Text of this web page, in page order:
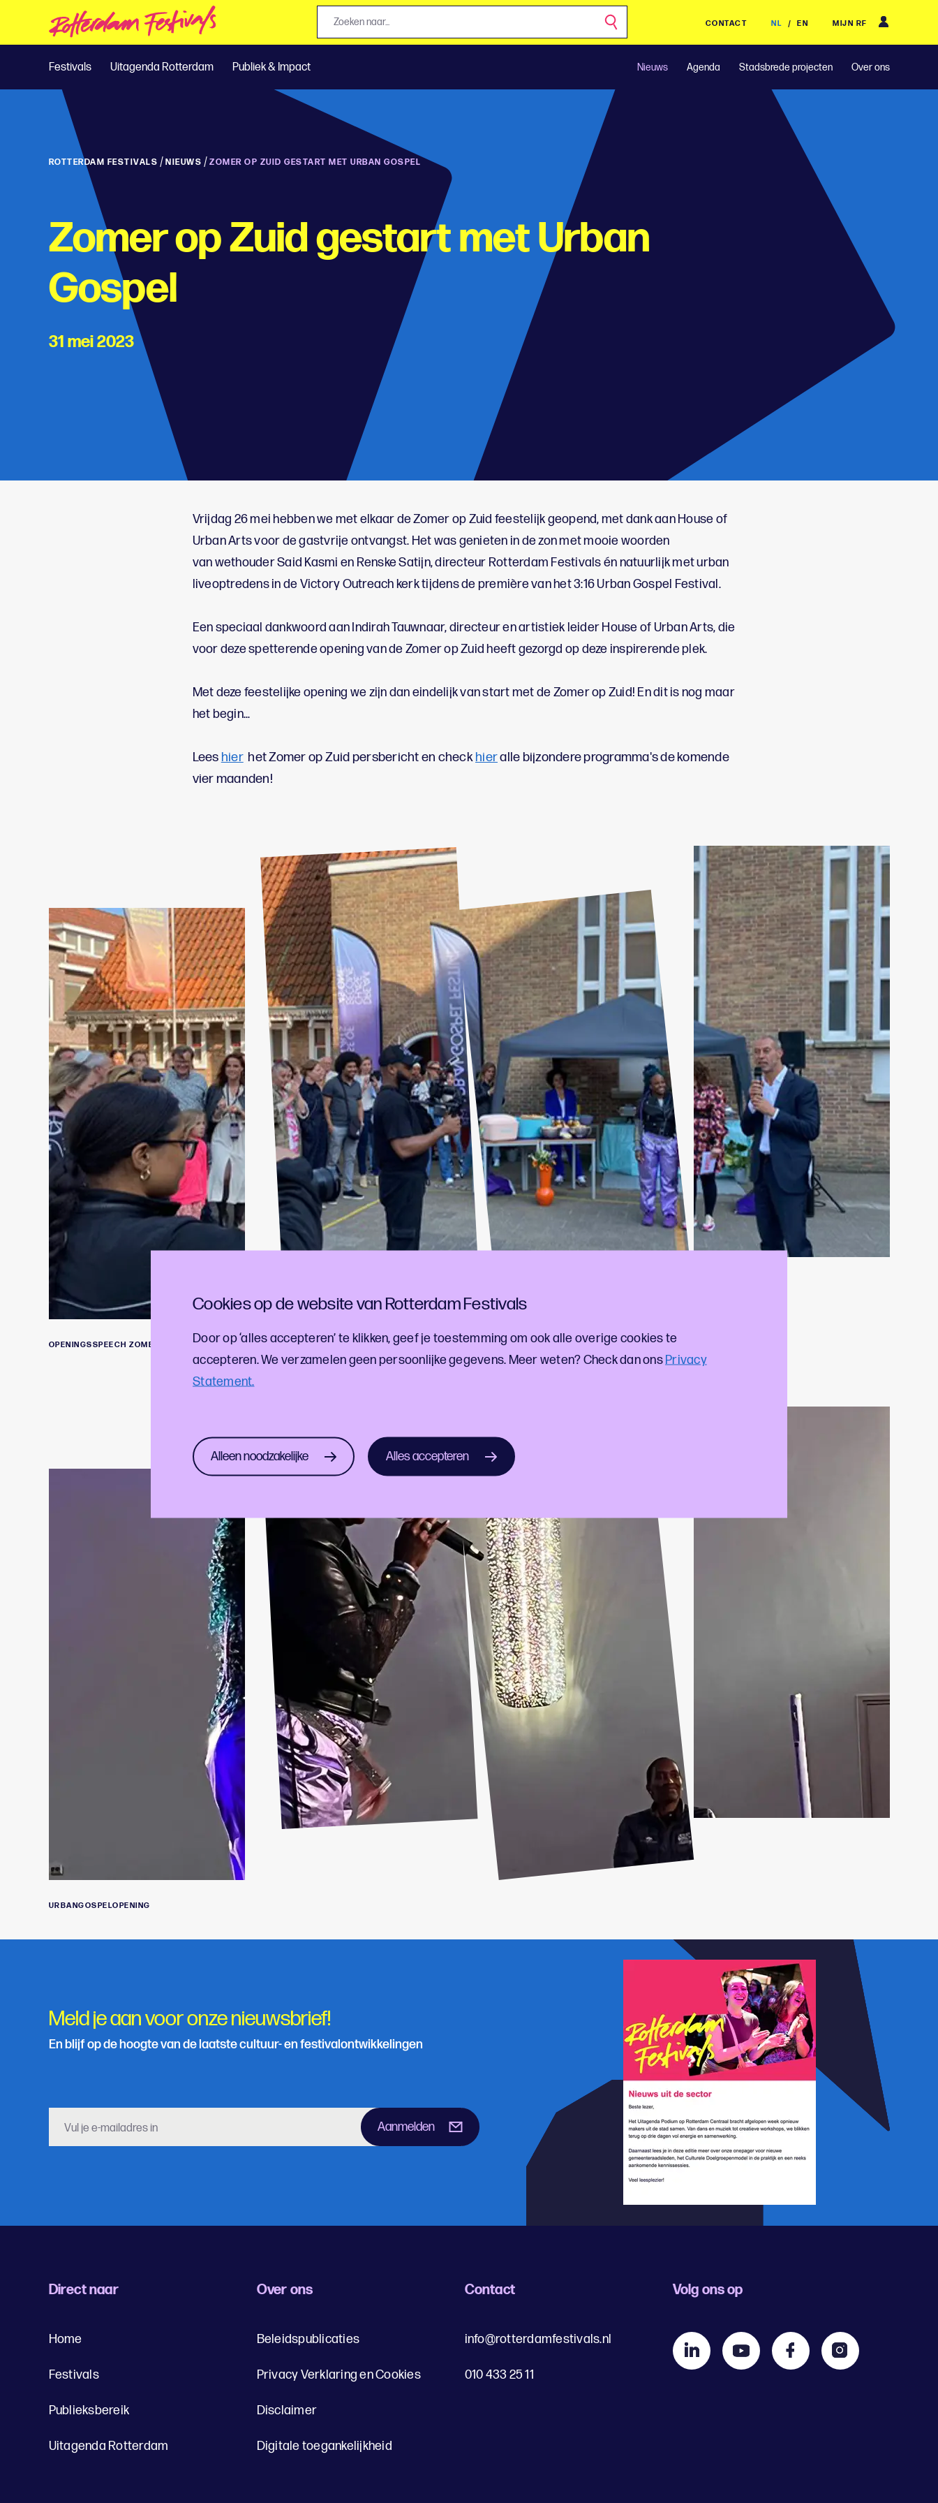
Cookies op de website van Rotterdam Festivals
Door op ‘alles accepteren’ te klikken, geef je toestemming om ook alle overige cookies te
accepteren. We verzamelen geen persoonlijke gegevens. Meer weten? Check dan onsPrivacy
Statement.
Alleen noodzakelijke Alles accepteren
CONTACT NL / EN MIJN RF
Festivals Uitagenda Rotterdam Publiek & Impact Nieuws Agenda Stadsbrede projecten Over ons
ROTTERDAM FESTIVALS / NIEUWS / ZOMER OP ZUID GESTART MET URBAN GOSPEL
Zomer op Zuid gestart met Urban
Gospel
31 mei 2023
Vrijdag 26 mei hebben we met elkaar de Zomer op Zuid feestelijk geopend, met dank aan House of
Urban Arts voor de gastvrije ontvangst. Het was genieten in de zon met mooie woorden
van wethouder Said Kasmi en Renske Satijn, directeur Rotterdam Festivals én natuurlijk met urban
liveoptredens in de Victory Outreach kerk tijdens de première van het 3:16 Urban Gospel Festival.
Een speciaal dankwoord aan Indirah Tauwnaar, directeur en artistiek leider House of Urban Arts, die
voor deze spetterende opening van de Zomer op Zuid heeft gezorgd op deze inspirerende plek.
Met deze feestelijke opening we zijn dan eindelijk van start met de Zomer op Zuid! En dit is nog maar
het begin…
Lees hierhet Zomer op Zuid persbericht en checkhieralle bijzondere programma's de komende
vier maanden!
OPENINGSSPEECH ZOMER OP ZUID
URBANGOSPELOPENING
Meld je aan voor onze nieuwsbrief!
En blijf op de hoogte van de laatste cultuur- en festivalontwikkelingen
Aanmelden
Direct naar
Home
Festivals
Publieksbereik
Uitagenda Rotterdam
Over ons
Beleidspublicaties
Privacy Verklaring en Cookies
Disclaimer
Digitale toegankelijkheid
Contact
info@rotterdamfestivals.nl
010 433 25 11
Volg ons op